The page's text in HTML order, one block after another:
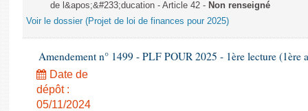
Dossiers législatifs
Questions écrites et orales
Comptes rendus des débats
de l&apos;&#233;ducation - Article 42 - Non renseigné
Voir le dossier (Projet de loi de finances pour 2025)
Amendement n° 1499 - PLF POUR 2025 - 1ère lecture (1ère
Date de
dépôt :
05/11/2024